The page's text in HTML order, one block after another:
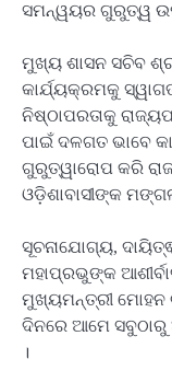
ସମନ୍ୱୟର ଗୁରୁତ୍ୱ
ମୁଖ୍ୟ ଶାସନ ସଚିବ
କାର୍ଯ୍ୟକ୍ରମକୁ
ନିଷ୍ଠାପରତାକୁ
ପାଇଁ ଦଳଗତ ଭାବେ
ଗୁରୁତ୍ୱାରୋପ କରି
ଓଡ଼ିଶାବାସୀଙ୍କ
ସୂଚନାଯୋଗ୍ୟ,
ମହାପ୍ରଭୁଙ୍କ
ମୁଖ୍ୟମନ୍ତ୍ରୀ ମୋହନ
ଦିନରେ ଆମେ
।